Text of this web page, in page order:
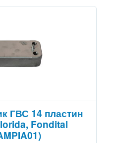
ГВС 14 пластин
Fondital